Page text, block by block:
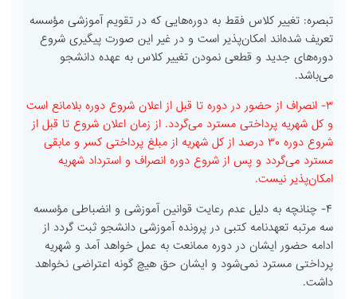
تبصره: تغییر کلاس فقط به دوره‌هایی که در تقویم آموزشی مؤسسه
تعریف شده‌اند امکان‌پذیر است و در غیر این صورت پیگیری شروع
دوره‌های جدید و قطعی نمودن تغییر کلاس به عهده دانشجو
می‌باشد.
۳- انصراف از حضور در دوره تا قبل از اعلان شروع دوره بلامانع است
و کل شهریه پرداختی مسترد می‌گردد. از زمان اعلان شروع تا قبل از
شروع دوره ۳۰ درصد از کل شهریه از مبلغ پرداختی کسر و مابقی
مسترد می‌گردد و پس از شروع دوره انصراف و استرداد شهریه
امکان‌پذیر نیست.
۴- چنانچه به دلیل عدم رعایت قوانین آموزشی و انضباطی مؤسسه
سه مرتبه تعهدنامه کتبی در پرونده آموزشی دانشجو ثبت گردد از
ادامه حضور ایشان در دوره ممانعت به عمل خواهد آمد و شهریه
پرداختی مسترد نمی‌شود و ایشان حق هیچ گونه اعتراضی نخواهد
داشت.